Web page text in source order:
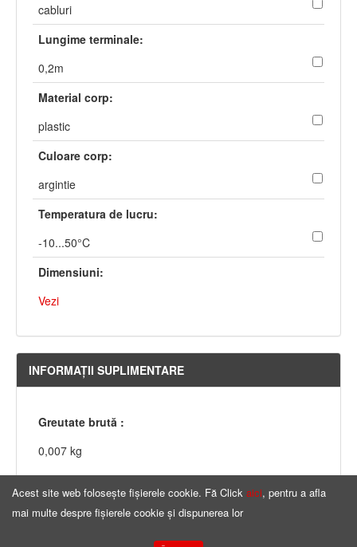
cabluri
Lungime terminale:
0,2m
Material corp:
plastic
Culoare corp:
argintie
Temperatura de lucru:
-10...50°C
Dimensiuni:
Vezi
INFORMAŢII SUPLIMENTARE
Greutate brută :
0,007 kg
Acest site web folosește fișierele cookie. Fă Click aici, pentru a afla
mai multe despre fișierele cookie și dispunerea lor